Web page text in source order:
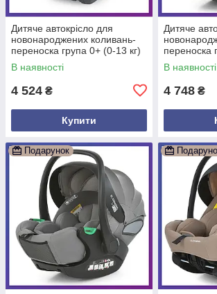
Дитяче автокрісло для
новонароджених коливань-
переноска група 0+ (0-13 кг)
El Camino ME 1110 i-FIX Jet
Black
В наявності
4 524 ₴
Купити
Дитяче
переноска
El Camino
Moon Black
В наявності
4 748 ₴
Подарунок